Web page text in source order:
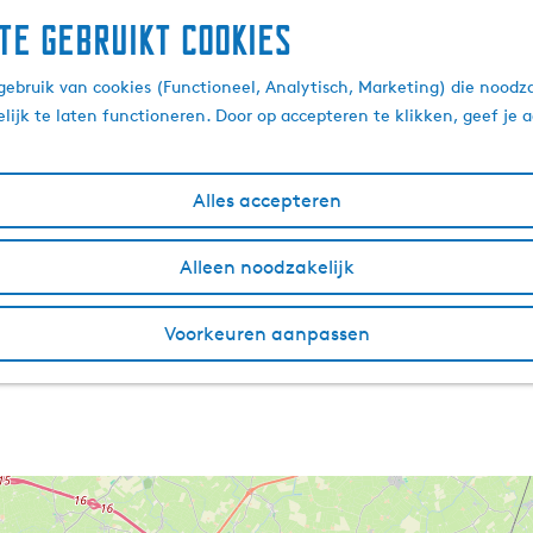
gebruikt cookies
van cookies (Functioneel, Analytisch, Marketing) die
te laten functioneren. Door op accepteren te klikken, geef je
Alles accepteren
Alleen noodzakelijk
Voorkeuren aanpassen